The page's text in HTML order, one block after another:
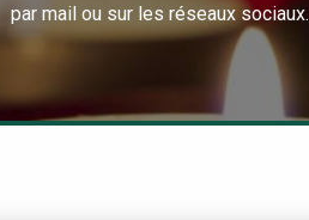
par mail ou sur les réseaux sociaux.